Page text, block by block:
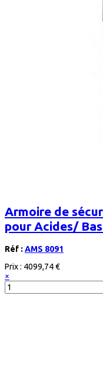
Armoire de
pour Acides/
Réf : AMS 8091
Prix : 4099,74 €
×